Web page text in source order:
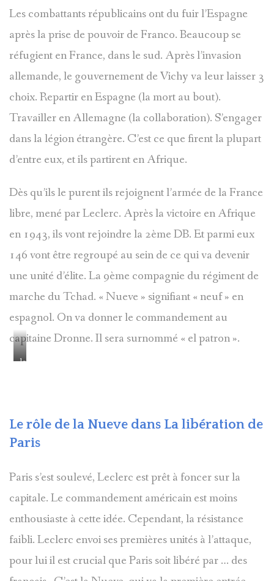
Les combattants républicains ont du fuir l’Espagne
après la prise de pouvoir de Franco. Beaucoup se
réfugient en France, dans le sud. Après l’invasion
allemande, le gouvernement de Vichy va leur laisser 3
choix. Repartir en Espagne (la mort au bout).
Travailler en Allemagne (la collaboration). S’engager
dans la légion étrangère. C’est ce que firent la plupart
d’entre eux, et ils partirent en Afrique.
Dès qu’ils le purent ils rejoignent l’armée de la France
libre, mené par Leclerc. Après la victoire en Afrique
en 1943, ils vont rejoindre la 2ème DB. Et parmi eux
146 vont être regroupé au sein de ce qui va devenir
une unité d’élite. La 9ème compagnie du régiment de
marche du Tchad. « Nueve » signifiant « neuf » en
espagnol. On va donner le commandement au
capitaine Dronne. Il sera surnommé « el patron ».
le
hommes)
Le rôle de la Nueve dans La libération de
Paris
Paris s’est soulevé, Leclerc est prêt à foncer sur la
capitale. Le commandement américain est moins
enthousiaste à cette idée. Cependant, la résistance
faibli. Leclerc envoi ses premières unités à l’attaque,
pour lui il est crucial que Paris soit libéré par … des